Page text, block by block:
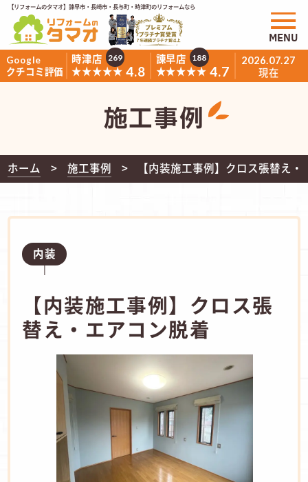
【リフォームのタマオ】諫早市・長崎市・長与町・時津町のリフォームなら
Google
クチコミ評価
時津店
★★★★★ 4.8
269
諫早店
★★★★★ 4.7
188 2026.07.27
現在
MENU
施工事例
ホーム 施工事例 【内装施工事例】クロス張替え
内装
【内装施工事例】クロス張
替え・エアコン脱着